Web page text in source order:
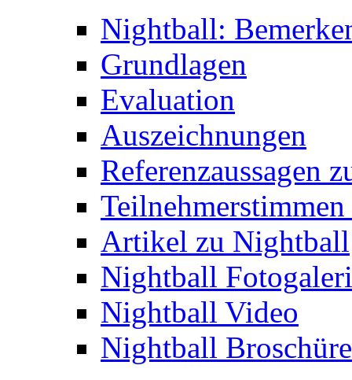
Nightball:
Grundlagen
Evaluation
Auszeichnungen
Referenzaussagen
Artikel zu Nightball
Nightball
Nightball Video
Nightball